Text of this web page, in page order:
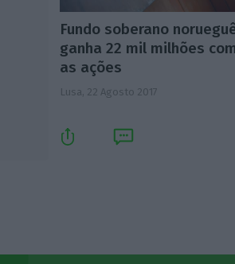
Fundo soberano
ganha 22 mil milhões
as ações
Lusa, 22 Agosto 2017